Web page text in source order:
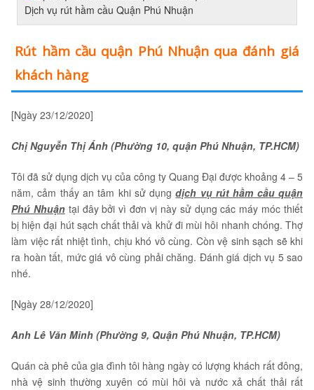
Dịch vụ rút hầm cầu Quận Phú Nhuận
Rút hầm cầu quận Phú Nhuận qua đánh giá
khách hàng
[Ngày 23/12/2020]
Chị Nguyễn Thị Ánh (Phường 10, quận Phú Nhuận, TP.HCM)
Tôi đã sử dụng dịch vụ của công ty Quang Đại được khoảng 4 – 5
năm, cảm thấy an tâm khi sử dụngdịch vụ rút hầm cầu quận
Phú Nhuậntại đây bởi vì đơn vị này sử dụng các máy móc thiết
bị hiện đại hút sạch chất thải và khử đi mùi hôi nhanh chóng. Thợ
làm việc rất nhiệt tình, chịu khó vô cùng. Còn vệ sinh sạch sẽ khi
ra hoàn tất, mức giá vô cùng phải chăng. Đánh giá dịch vụ 5 sao
nhé.
[Ngày 28/12/2020]
Anh Lê Văn Minh (Phường 9, Quận Phú Nhuận, TP.HCM)
Quán cà phê của gia đình tôi hàng ngày có lượng khách rất đông,
nhà vệ sinh thường xuyên có mùi hôi và nước xả chất thải rất